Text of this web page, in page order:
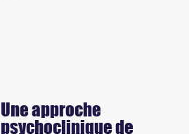
Une approche
psychoclinique de